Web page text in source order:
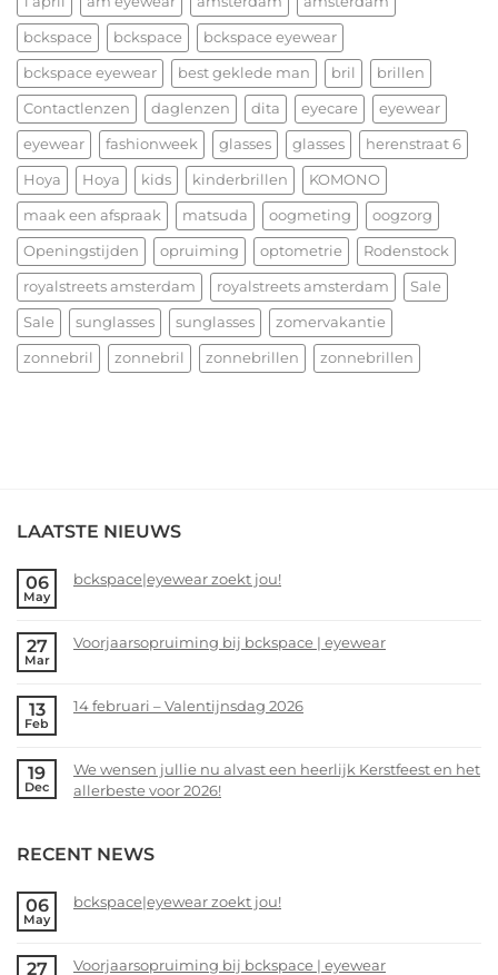
heerlijk
Kerstfeest
en
het
allerbeste
voor
2026!
vorm
ontmoet
functie
bckspace bckspace bckspace eyewear
bckspace eyewear best geklede man bril brillen
Contactlenzen daglenzen dita eyecare eyewear
eyewear fashionweek glasses glasses herenstraat 6
Hoya Hoya kids kinderbrillen KOMONO
maak een afspraak matsuda oogmeting oogzorg
Openingstijden opruiming optometrie Rodenstock
royalstreets amsterdam royalstreets amsterdam Sale
Sale sunglasses sunglasses zomervakantie
zonnebril zonnebril zonnebrillen zonnebrillen
LAATSTE NIEUWS
06
May
bckspace|eyewear zoekt jou!
on
jou!
27
Mar
Voorjaarsopruiming bij bckspace | eyewear
on
bckspace
|
13
Feb
14 februari – Valentijnsdag 2026
on
14
Valentijnsdag
19
Dec
We wensen jullie nu alvast een heerlijk Kerstfeest en het
allerbeste voor 2026!
on
wensen
alvast
RECENT NEWS
06
May
bckspace|eyewear zoekt jou!
on
27
Voorjaarsopruiming bij bckspace | eyewear